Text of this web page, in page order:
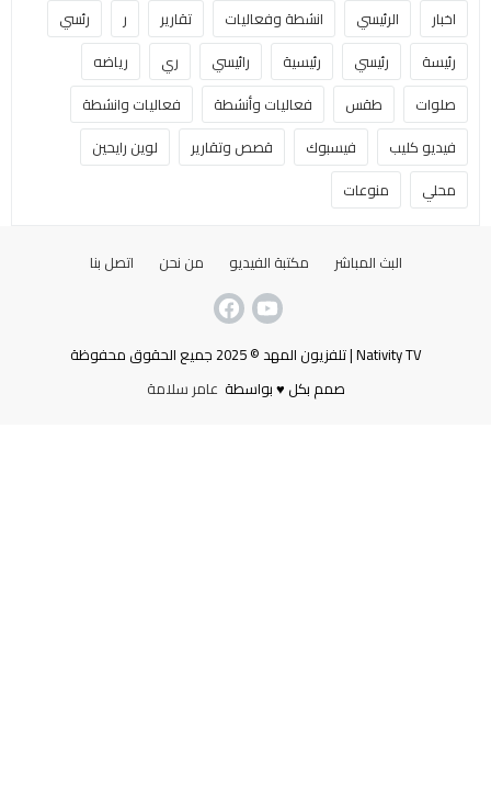
اخبار الرئيسي انشطة وفعاليات تقارير ر
رئسي
رئيسة
رئيسي رئيسية رائيسي ري
رياضه
صلوات
طقس فعاليات وأنشطة
فعاليات وانشطة
فيديو كليب
فيسبوك قصص وتقارير
لوين رايحين
محلي
منوعات
البث المباشر مكتبة الفيديو من نحن اتصل بنا
Nativity TV | تلفزيون المهد © 2025 جميع الحقوق محفوظة
صمم بكل ♥ بواسطة عامر سلامة